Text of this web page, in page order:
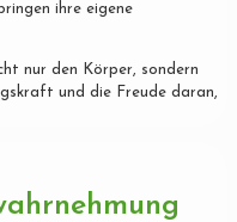
ihre eigene
nur den Körper, sondern
und die Freude daran,